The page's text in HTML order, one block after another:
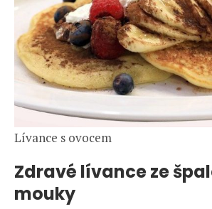
Lívance s ovocem
Zdravé lívance ze
mouky